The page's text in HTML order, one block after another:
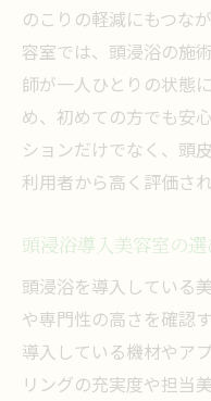
のこりの軽減にもつな
容室では、頭浸浴の施
師が一人ひとりの状態
め、初めての方でも安
ションだけでなく、頭
利用者から高く評価され
頭浸浴導入美容室の
頭浸浴を導入している
や専門性の高さを確認
導入している機材やア
リングの充実度や担当